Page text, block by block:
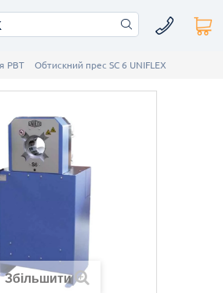
РВТ Обтискний прес SC 6 UNIFLEX
Збільшити